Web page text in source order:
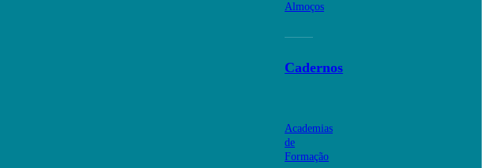
Almoços
Cadernos
Academias
de
Formação